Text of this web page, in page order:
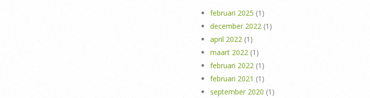
februari 2025 (1)
december 2022 (1)
april 2022 (1)
maart 2022 (1)
februari 2022 (1)
februari 2021 (1)
september 2020 (1)